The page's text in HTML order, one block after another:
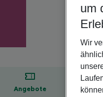
Angebote
um
Wir